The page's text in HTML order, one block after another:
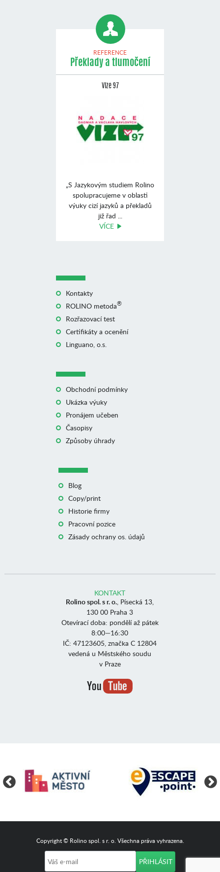
REFERENCE
Překlady a tlumočení
Vize 97
„S Jazykovým studiem Rolino
spolupracujeme v oblasti
výuky cizí jazyků a překladů
již řad ...
VÍCE
Kontakty
ROLINO metoda®
Rozřazovací test
Certifikáty a ocenění
Linguano, o.s.
Obchodní podmínky
Ukázka výuky
Pronájem učeben
Časopisy
Způsoby úhrady
Blog
Copy/print
Historie firmy
Pracovní pozice
Zásady ochrany os. údajů
KONTAKT
Rolino spol. s r. o., Písecká 13,
130 00 Praha 3
Otevírací doba: pondělí až pátek
8:00—16:30
IČ: 47123605, značka C 12804
vedená u Městského soudu
v Praze
Copyright © Rolino spol. s r. o. Všechna práva vyhrazena.